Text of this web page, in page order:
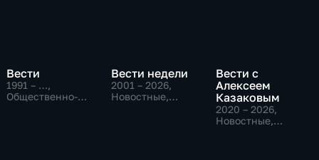
Вести
1991 – …,
Общественно-
Вести недели
2001 – 2026,
Новостные,
Вести с
Алексеем
Казаковым
2020 – 2026,
Новостные,